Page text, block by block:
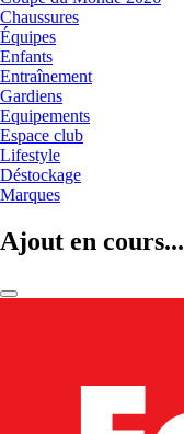
Chaussures
Équipes
Enfants
Entraînement
Gardiens
Equipements
Espace club
Lifestyle
Déstockage
Marques
Ajout en cours...